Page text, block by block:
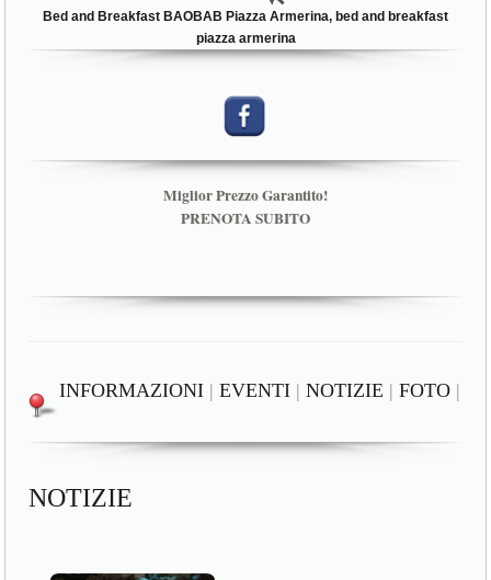
Bed and Breakfast BAOBAB Piazza Armerina, bed and breakfast
piazza armerina
Miglior Prezzo Garantito!
PRENOTA SUBITO
INFORMAZIONI |EVENTI |NOTIZIE |FOTO |
NOTIZIE